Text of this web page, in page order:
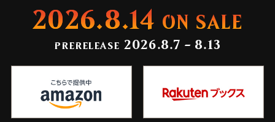
2026.8.14 ON SALE
PRERELEASE 2026.8.7 - 8.13